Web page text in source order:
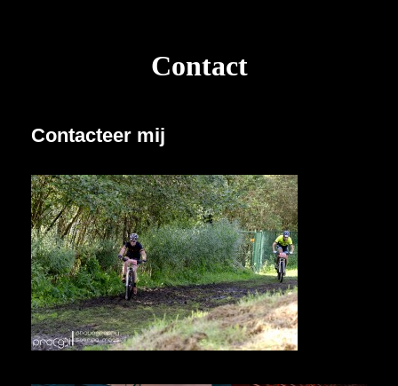
Contact
Contacteer mij